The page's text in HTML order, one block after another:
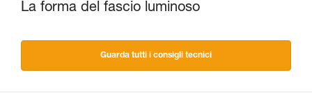
La forma del fascio luminoso
Guarda tutti i consigli tecnici